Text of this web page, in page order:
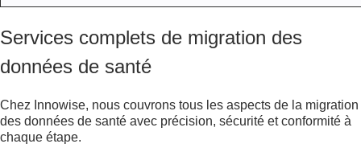
Services complets de migration des
données de santé
Chez Innowise, nous couvrons tous les aspects de la migration
des données de santé avec précision, sécurité et conformité à
chaque étape.